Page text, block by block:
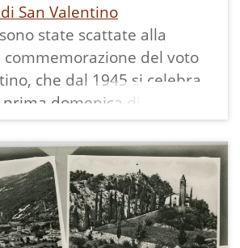
San Valentino
state scattate alla
del voto
che dal 1945 si celebra
domenica di
che lascia la chiesa
grande gonfalone. La
che porta il santo veste
con lunga cintura
in vita e mantellina